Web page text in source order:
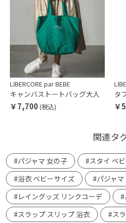
LIBERCORE par BEBE
キャンバストートバッグ大人
￥7,700(税込)
タ
￥
関連タ
#パジャマ 女の子
#スタイ ベ
#浴衣 ベビーサイズ
#パジャマ
#レイングッズ リンクコーデ
#
#スラップ スリップ 浴衣
#ス